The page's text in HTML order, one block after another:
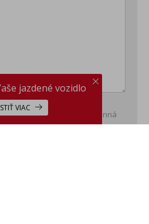
jazdené vozidlo
VIAC
jedna položka povinná